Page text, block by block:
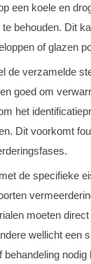
een koele en
behouden. Dit
of glazen
de verzamelde
goed om
het
Dit voorkomt
de specifieke
moeten
wellicht een
behandeling nodig